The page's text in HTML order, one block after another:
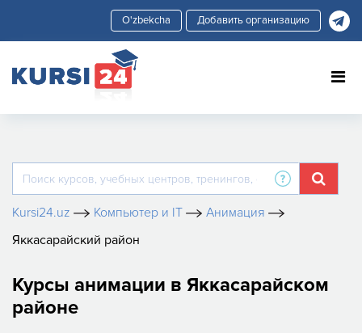
Добавить организацию
Kursi24.uz Компьютер и IT
Анимация
Яккасарайский район
Курсы анимации в Яккасарайском
районе